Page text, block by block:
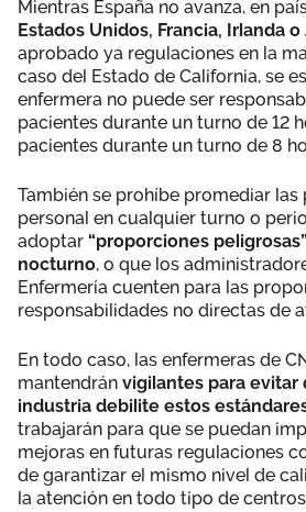
Mientras España no avanza, en
Estados Unidos, Francia, Irlanda o
aprobado ya regulaciones en la
caso del Estado de California, se
enfermera no puede ser
pacientes durante un turno de 12
pacientes durante un turno de 8
También se prohíbe promediar
personal en cualquier turno o
adoptar “proporciones
nocturno, o que los
Enfermería cuenten para las
responsabilidades no directas de
En todo caso, las enfermeras de
mantendrán vigilantes para evitar
industria debilite estos
trabajarán para que se puedan
mejoras en futuras regulaciones
de garantizar el mismo nivel de
la atención en todo tipo de